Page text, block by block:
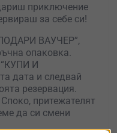
приключение
за себе си!
ВАУЧЕР”,
опаковка.
И
дата и следвай
резервация.
Споко, притежателят
да си смени